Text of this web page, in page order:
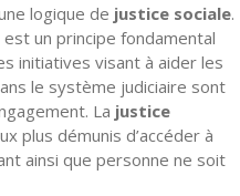
logique de justice sociale.
un principe fondamental
initiatives visant à aider les
le système judiciaire sont
La justice
plus démunis d’accéder à
ainsi que personne ne soit